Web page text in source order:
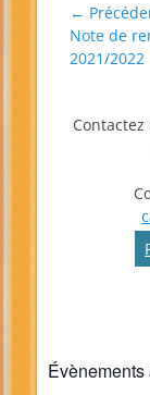
de
l’article
←
Article
précédent :
Note de
2021/2022
Évènements